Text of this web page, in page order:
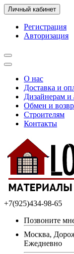
Личный кабинет
Регистрация
Авторизация
О нас
Доставка и
Дизайнерам и
Обмен и
Строителям
Контакты
+7(925)434-98-65
Позвоните
Москва,
Ежедневно